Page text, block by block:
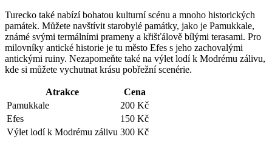
Turecko také nabízí bohatou kulturní scénu a mnoho historických
památek. Můžete navštívit starobylé památky, jako je Pamukkale,
známé svými termálními prameny a křišťálově bílými terasami. Pro
milovníky antické historie je tu město Efes s jeho zachovalými
antickými ruiny. Nezapomeňte také na výlet lodí k Modrému zálivu,
kde si můžete vychutnat krásu pobřežní scenérie.
Atrakce
Cena
Pamukkale
200 Kč
Efes
150 Kč
Výlet lodí k Modrému zálivu 300 Kč